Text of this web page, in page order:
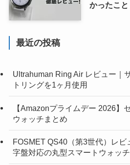
かったこと
最近の投稿
Ultrahuman Ring Air レビュー｜
トリングを1ヶ月使用
【Amazonプライムデー 2026】
ウォッチまとめ
FOSMET QS40（第3世代）レビ
字盤対応の丸型スマートウォッチ